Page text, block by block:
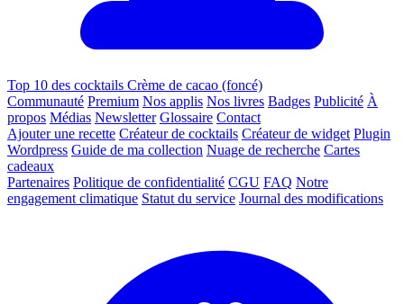
Top 10 des cocktails Crème de cacao (foncé)
Communauté Premium Nos applis Nos livres Badges Publicité À
propos Médias Newsletter Glossaire Contact
Ajouter une recette Créateur de cocktails Créateur de widget Plugin
Wordpress Guide de ma collection Nuage de recherche Cartes
cadeaux
Partenaires Politique de confidentialité CGU FAQ Notre
engagement climatique Statut du service Journal des modifications